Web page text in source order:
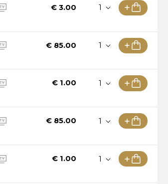
€ 3.00
€ 85.00
€ 1.00
€ 85.00
€ 1.00